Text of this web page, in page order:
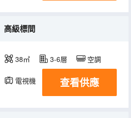
高級標間
38㎡ 3-6層 空調
電視機 查看供應